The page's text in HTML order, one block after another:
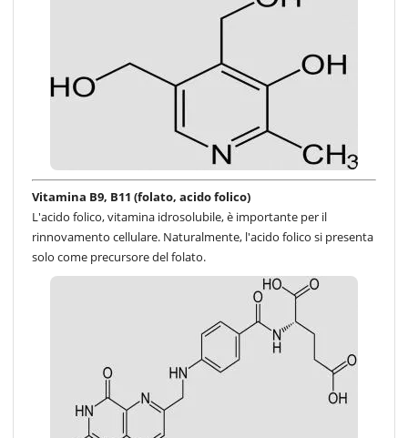
Vitamina B9, B11 (folato, acido folico)
L'acido folico, vitamina idrosolubile, è importante per il
rinnovamento cellulare. Naturalmente, l'acido folico si presenta
solo come precursore del folato.